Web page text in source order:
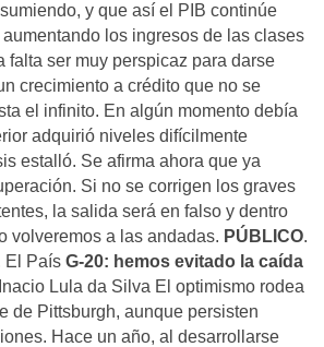
y que así el PIB continúe
los ingresos de las clases
falta ser muy perspicaz para darse
crecimiento a crédito que no se
el infinito. En algún momento debía
adquirió niveles difícilmente
estalló. Se afirma ahora que ya
Si no se corrigen los graves
la salida será en falso y dentro
volveremos a las andadas. PÚBLICO.
El País G-20: hemos evitado la caída
Lula da Silva El optimismo rodea
de Pittsburgh, aunque persisten
Hace un año, al desarrollarse